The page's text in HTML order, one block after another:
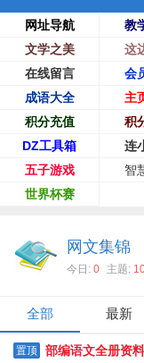
网址导航 教
文学之美
这
在线留言
会
成语大全
主
积分充值
积
DZ工具箱
连
五子游戏
智
世界杯赛
网文集锦
今日: 0 主题:
全部 最新
置顶 部编语文全册资